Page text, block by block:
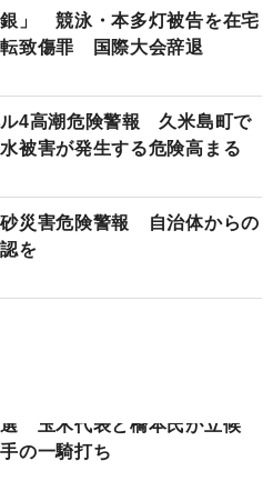
」 競泳・本多灯被告を在宅
致傷罪 国際大会辞退
4高潮危険警報 久米島町で
被害が発生する危険高まる
砂災害危険警報 自治体からの
を
玉木代表と橋本氏が立候
の一騎打ち